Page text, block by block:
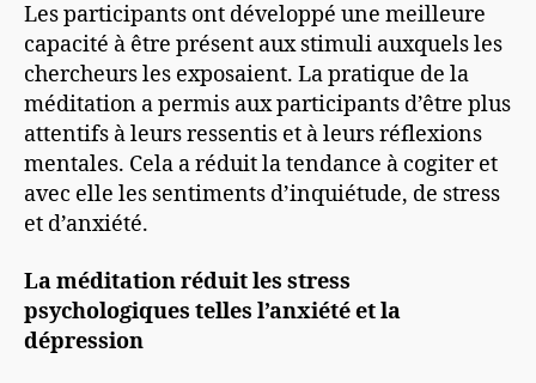
Les participants ont développé une meilleure
capacité à être présent aux stimuli auxquels les
chercheurs les exposaient. La pratique de la
méditation a permis aux participants d’être plus
attentifs à leurs ressentis et à leurs réflexions
mentales. Cela a réduit la tendance à cogiter et
avec elle les sentiments d’inquiétude, de stress
et d’anxiété.
La méditation réduit les stress
psychologiques telles l’anxiété et la
dépression